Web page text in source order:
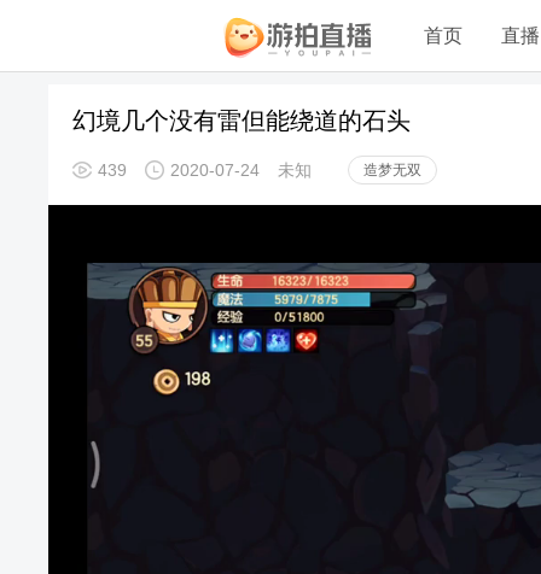
首页 直播
幻境几个没有雷但能绕道的石头
439 2020-07-24 未知 造梦无双